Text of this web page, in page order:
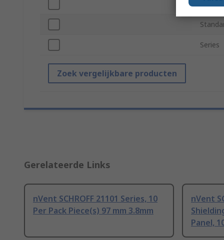
Series
Zoek vergelijkbare producten
Gerelateerde Links
nVent SCHROFF 21101 Series, 10
Per Pack Piece(s) 97 mm 3.8mm
nVent
Panel,